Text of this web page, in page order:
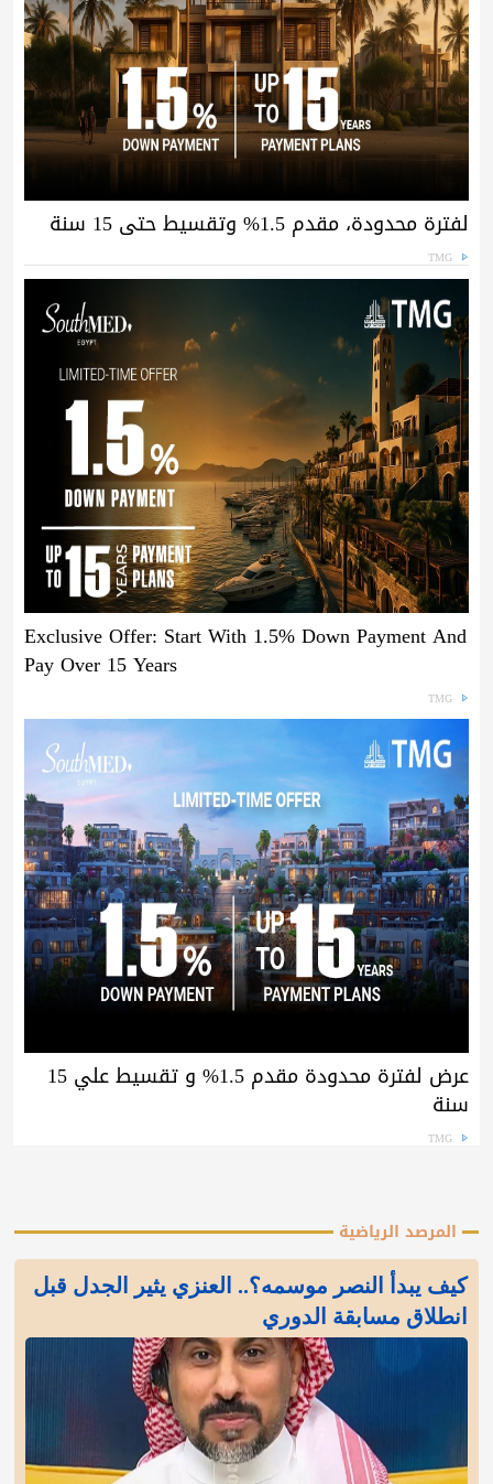
لفترة محدودة، مقدم 1.5% وتقسيط حتى 15 سنة
TMG
Exclusive Offer: Start With 1.5% Down Payment And
Pay Over 15 Years
TMG
عرض لفترة محدودة مقدم 1.5% و تقسيط علي 15
سنة
TMG
المرصد الرياضية
كيف يبدأ النصر موسمه؟.. العنزي يثير الجدل قبل
انطلاق مسابقة الدوري